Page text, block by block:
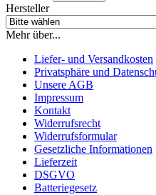
Hersteller
Mehr über...
Liefer- und Versandkosten
Privatsphäre und
Unsere AGB
Impressum
Kontakt
Widerrufsrecht
Widerrufsformular
Gesetzliche Informationen
Lieferzeit
DSGVO
Batteriegesetz